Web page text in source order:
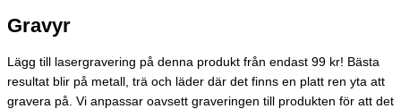
Gravyr
Lägg till lasergravering på denna produkt från endast 99 kr! Bästa
resultat blir på metall, trä och läder där det finns en platt ren yta att
gravera på. Vi anpassar oavsett graveringen till produkten för att det